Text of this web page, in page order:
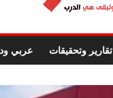
تقارير وتحقيقات عربي